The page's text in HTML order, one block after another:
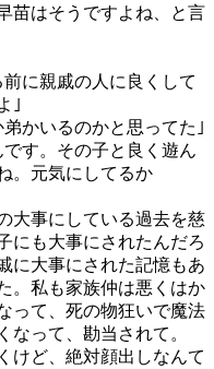
苗はそうですよね、と言
に親戚の人に良くして
｣
かいるのかと思ってた｣
す。その子と良く遊ん
。元気にしてるか
大事にしている過去を慈
にも大事にされたんだろ
に大事にされた記憶もあ
。私も家族仲は悪くはか
って、死の物狂いで魔法
なって、勘当されて。
けど、絶対顔出しなんて